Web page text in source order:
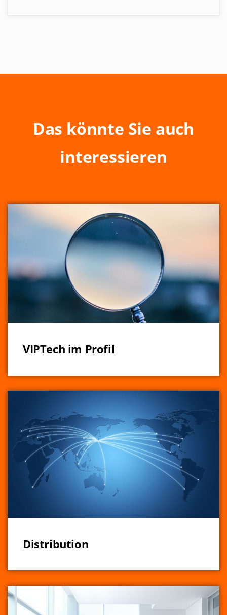
Das könnte Sie auch
interessieren
VIPTech im Profil
Distribution